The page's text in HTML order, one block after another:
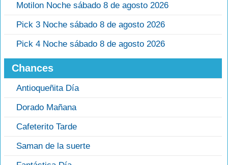
Motilon Noche sábado 8 de agosto 2026
Pick 3 Noche sábado 8 de agosto 2026
Pick 4 Noche sábado 8 de agosto 2026
Chances
Antioqueñita Día
Dorado Mañana
Cafeterito Tarde
Saman de la suerte